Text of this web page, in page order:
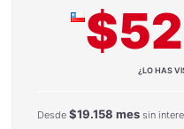
¿LO HAS
Desde $19.158 mes sin